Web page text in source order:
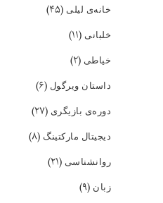
خانه‌ی لیلی (۴۵)
خلبانی (۱۱)
خیاطی (۲)
داستان ویرگول (۶)
دوره‌ی بازیگری (۲۷)
دیجیتال مارکتینگ (۸)
روانشناسی (۲۱)
زبان (۹)